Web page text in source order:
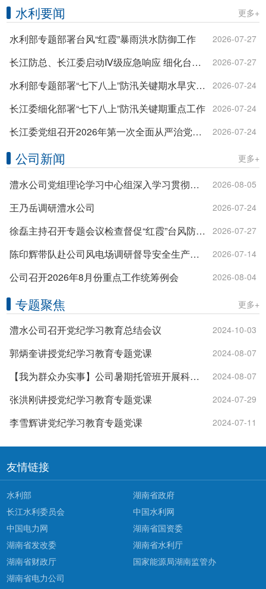
贯彻习近平党建思想的通知》，集中学习《习近平党建文
选》《习近平关于基层工作方法论述摘编》《习近平关于基
层工作方法的重要论述学习读本》以及树立和践行正确政绩
观相关内容。安技部、建管部、结算中心...
水利要闻 更多+
2026-07-27
​水利部专题部署台风“红霞”暴雨洪水防御工作
2026-07-27
长江防总、长江委启动Ⅳ级应急响应 细化台风“红霞”暴雨洪水防御措施
2026-07-24
水利部专题部署“七下八上”防汛关键期水旱灾害防御工作
2026-07-24
长江委细化部署“七下八上”防汛关键期重点工作
2026-07-24
长江委党组召开2026年第一次全面从严治党专题会商会议暨“一把手”听取领导班子其他成员履行管党治党责任…
公司新闻 更多+
2026-08-05
澧水公司党组理论学习中心组深入学习贯彻习近平党建思想
2026-07-24
王乃岳调研澧水公司
2026-07-27
徐磊主持召开专题会议检查督促“红霞”台风防御措施
2026-07-14
陈印辉带队赴公司风电场调研督导安全生产和精益管理工作
2026-08-04
公司召开2026年8月份重点工作统筹例会
专题聚焦 更多+
2024-10-03
澧水公司召开党纪学习教育总结会议
2024-08-07
郭炳奎讲授党纪学习教育专题党课
2024-08-07
【我为群众办实事】公司暑期托管班开展科普实践活动
2024-07-29
张洪刚讲授党纪学习教育专题党课
2024-07-11
李雪辉讲党纪学习教育专题党课
友情链接
水利部
湖南省政府
长江水利委员会
中国水利网
中国电力网
湖南省国资委
湖南省发改委
湖南省水利厅
湖南省财政厅
国家能源局湖南监管办
湖南省电力公司